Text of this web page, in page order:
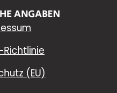
ANGABEN
(EU)